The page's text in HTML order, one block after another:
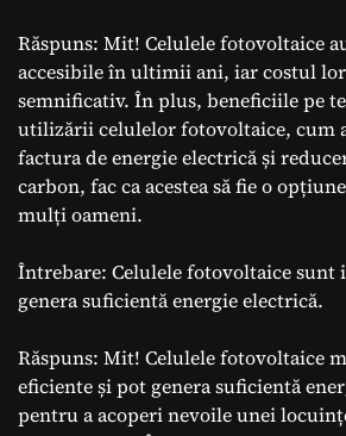
Răspuns: Mit! Celulele fotovoltaice
accesibile în ultimii ani, iar costul lor
semnificativ. În plus, beneficiile pe
utilizării celulelor fotovoltaice, cum
factura de energie electrică și
carbon, fac ca acestea să fie o
mulți oameni.
Întrebare: Celulele fotovoltaice sunt
genera suficientă energie electrică.
Răspuns: Mit! Celulele fotovoltaice
eficiente și pot genera suficientă
pentru a acoperi nevoile unei